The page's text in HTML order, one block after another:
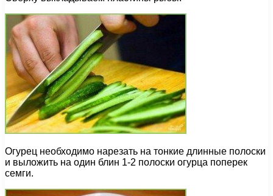
Огурец необходимо нарезать на тонкие длинные полоски
и выложить на один блин 1-2 полоски огурца поперек
семги.